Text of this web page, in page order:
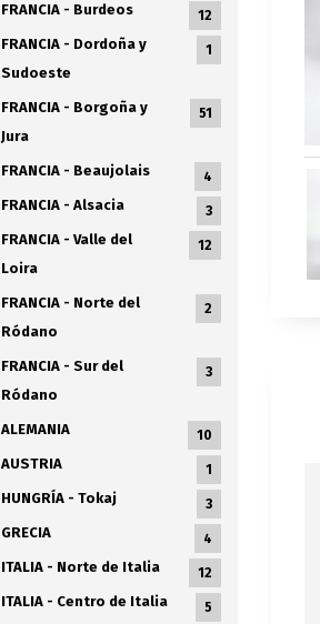
FRANCIA - Burdeos 12
FRANCIA - Dordoña y
Sudoeste
1
FRANCIA - Borgoña y
Jura
51
FRANCIA - Beaujolais 4
FRANCIA - Alsacia 3
FRANCIA - Valle del
Loira
12
FRANCIA - Norte del
Ródano
2
FRANCIA - Sur del
Ródano
3
ALEMANIA 10
AUSTRIA 1
HUNGRÍA - Tokaj 3
GRECIA 4
ITALIA - Norte de Italia 12
ITALIA - Centro de Italia 5